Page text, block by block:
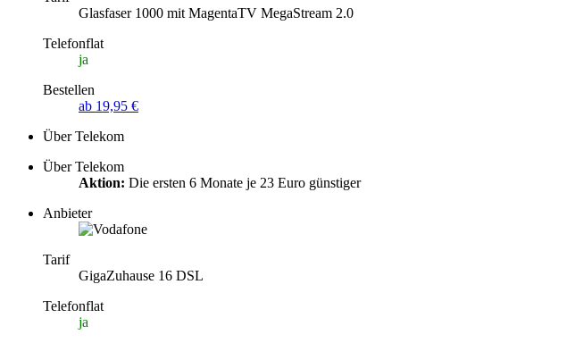
Glasfaser 1000 mit MagentaTV MegaStream 2.0
Telefonflat
ja
Bestellen
ab 19,95 €
Über Telekom
Über Telekom
Aktion: Die ersten 6 Monate je 23 Euro günstiger
Anbieter
Tarif
GigaZuhause 16 DSL
Telefonflat
ja